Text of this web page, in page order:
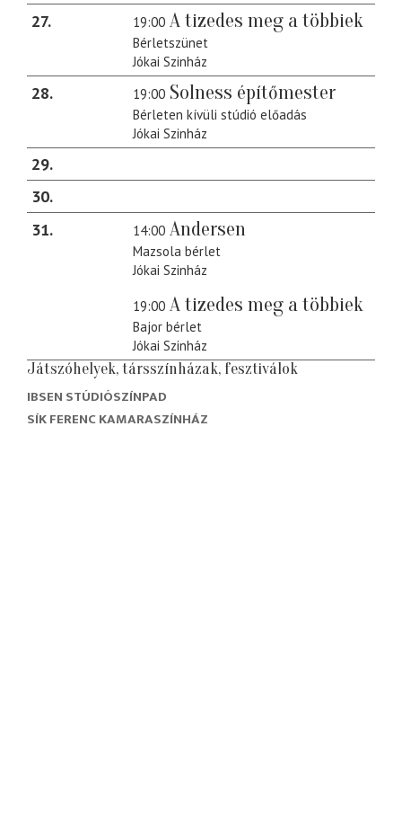
27 19:00 A tizedes meg a többiek
Bérletszünet
Jókai Szinház
28 19:00 Solness építőmester
Bérleten kívüli stúdió előadás
Jókai Szinház
29
30
31
14:00 Andersen
Mazsola bérlet
Jókai Szinház
19:00 A tizedes meg a többiek
Bajor bérlet
Jókai Szinház
Játszóhelyek, társszínházak, fesztiválok
IBSEN STÚDIÓSZÍNPAD
SÍK FERENC KAMARASZÍNHÁZ